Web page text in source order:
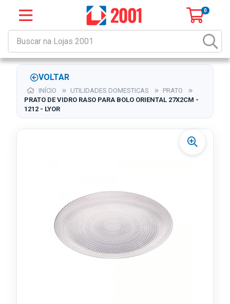
0
VOLTAR
INÍCIO UTILIDADES DOMESTICAS
PRATO
PRATO DE VIDRO RASO PARA BOLO ORIENTAL 27X2CM -
1212 - LYOR